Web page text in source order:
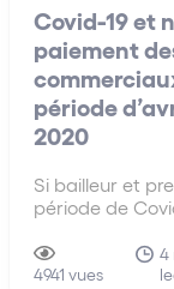
Covid-19 et
paiement
période
2020
Si bailleur et
période de
sur la nécessité
les modalités
4941 vues
4